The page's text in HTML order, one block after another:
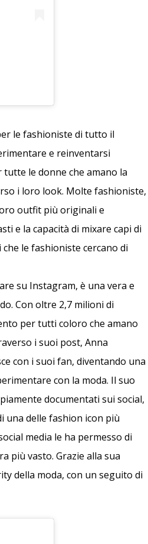
le fashioniste di tutto il
e reinventarsi
le donne che amano la
i loro look. Molte fashioniste,
outfit più originali e
e la capacità di mixare capi di
le fashioniste cercano di
su Instagram, è una vera e
Con oltre 2,7 milioni di
per tutti coloro che amano
i suoi post, Anna
con i suoi fan, diventando una
con la moda. Il suo
documentati sui social,
una delle fashion icon più
media le ha permesso di
più vasto. Grazie alla sua
della moda, con un seguito di